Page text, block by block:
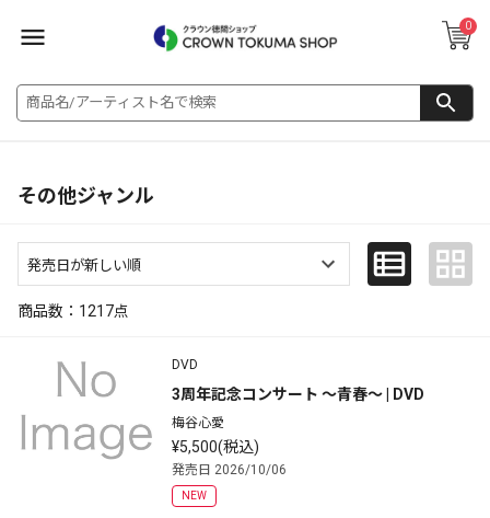
0
その他ジャンル
商品数： 1217点
DVD
3周年記念コンサート ～青春～ | DVD
梅谷心愛
¥5,500(税込)
発売日 2026/10/06
NEW